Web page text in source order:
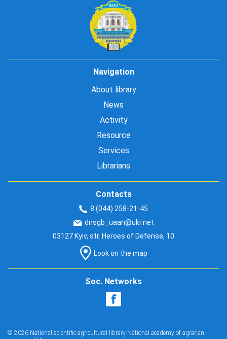
Navigation
About library
News
Activity
Resource
Services
Librarians
Contacts
8 (044) 258-21-45
dnsgb_uaan@ukr.net
03127 Kyiv, str. Heroes of Defense, 10
Look on the map
Soc. Networks
© 2026 National scientific agricultural library National academy of agrarian